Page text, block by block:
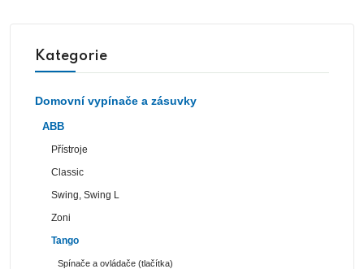
Kategorie
Domovní vypínače a zásuvky
ABB
Přístroje
Classic
Swing, Swing L
Zoni
Tango
Spínače a ovládače (tlačítka)